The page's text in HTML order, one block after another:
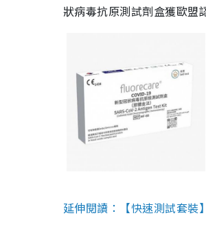
狀病毒抗原測試劑盒獲歐
延伸閱讀：【快速測試套裝